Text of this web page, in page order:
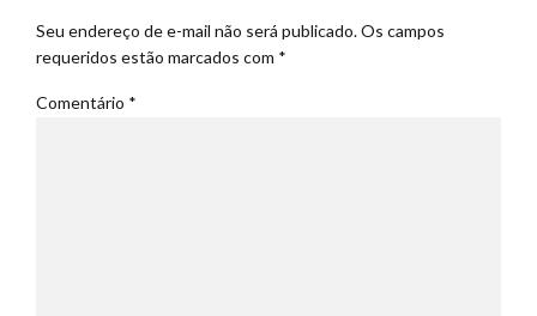
Seu endereço de e-mail não será publicado. Os campos
requeridos estão marcados com *
Comentário *